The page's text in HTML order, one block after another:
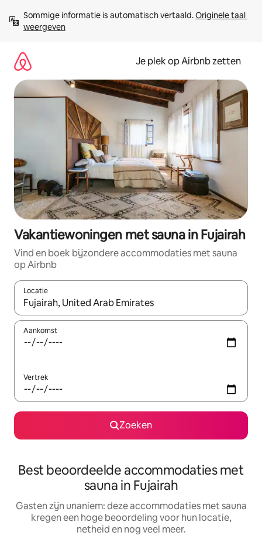
direct
naar
Sommige informatie is automatisch vertaald. Originele taal
weergeven
Je plek op Airbnb zetten
Vakantiewoningen met sauna in Fujairah
Vind en boek bijzondere accommodaties met sauna
op Airbnb
Locatie
Wanneer er resultaten beschikbaar zijn, maak je een keuze
Aankomst
Vertrek
Zoeken
Best beoordeelde accommodaties met
sauna in Fujairah
Gasten zijn unaniem: deze accommodaties met sauna
kregen een hoge beoordeling voor hun locatie,
netheid en nog veel meer.